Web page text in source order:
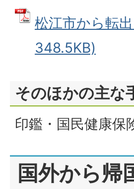
松江市から転
348.5KB)
そのほかの主な
印鑑・国民健康保
国外から帰